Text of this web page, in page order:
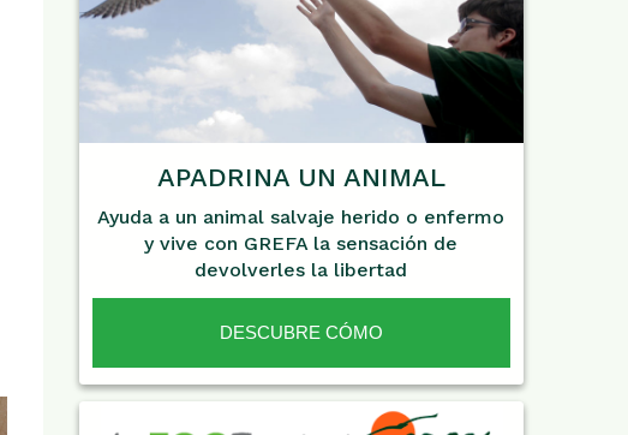
APADRINA UN ANIMAL
Ayuda a un animal salvaje herido o enfermo
y vive con GREFA la sensación de
devolverles la libertad
DESCUBRE CÓMO